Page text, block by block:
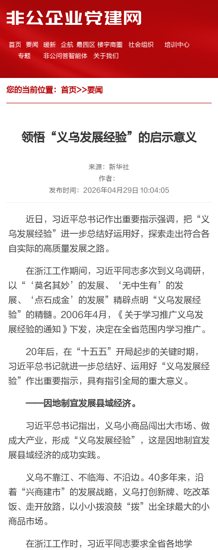
非公企业党建网
首页 要闻 暖新 企航 最园区 楼宇商圈 社会组织
培训中心
专题
非公问答智能体 关于我们
您的当前位置： 首页>>要闻
领悟“义乌发展经验”的启示意义
来源：新华社
作者：
发布时间：2026年04月29日 10:04:05
近日，习近平总书记作出重要指示强调，把“义
乌发展经验”进一步总结好运用好，探索走出符合各
自实际的高质量发展之路。
在浙江工作期间，习近平同志多次到义乌调研，
以“‘莫名其妙’的发展、‘无中生有’的发
展、‘点石成金’的发展”精辟点明“义乌发展经
验”的精髓。2006年4月，《关于学习推广义乌发
展经验的通知》下发，决定在全省范围内学习推广。
20年后，在“十五五”开局起步的关键时期，
习近平总书记就进一步总结好、运用好“义乌发展经
验”作出重要指示，具有指引全局的重大意义。
——因地制宜发展县域经济。
习近平总书记指出，义乌小商品闯出大市场、做
成大产业，形成“义乌发展经验”，这是因地制宜发
展县域经济的成功实践。
义乌不靠江、不临海、不沿边。40多年来，沿
着“兴商建市”的发展战略，义乌打创新牌、吃改革
饭、走开放路，以小小拨浪鼓“拨”出全球最大的小
商品市场。
在浙江工作时，习近平同志要求全省各地学